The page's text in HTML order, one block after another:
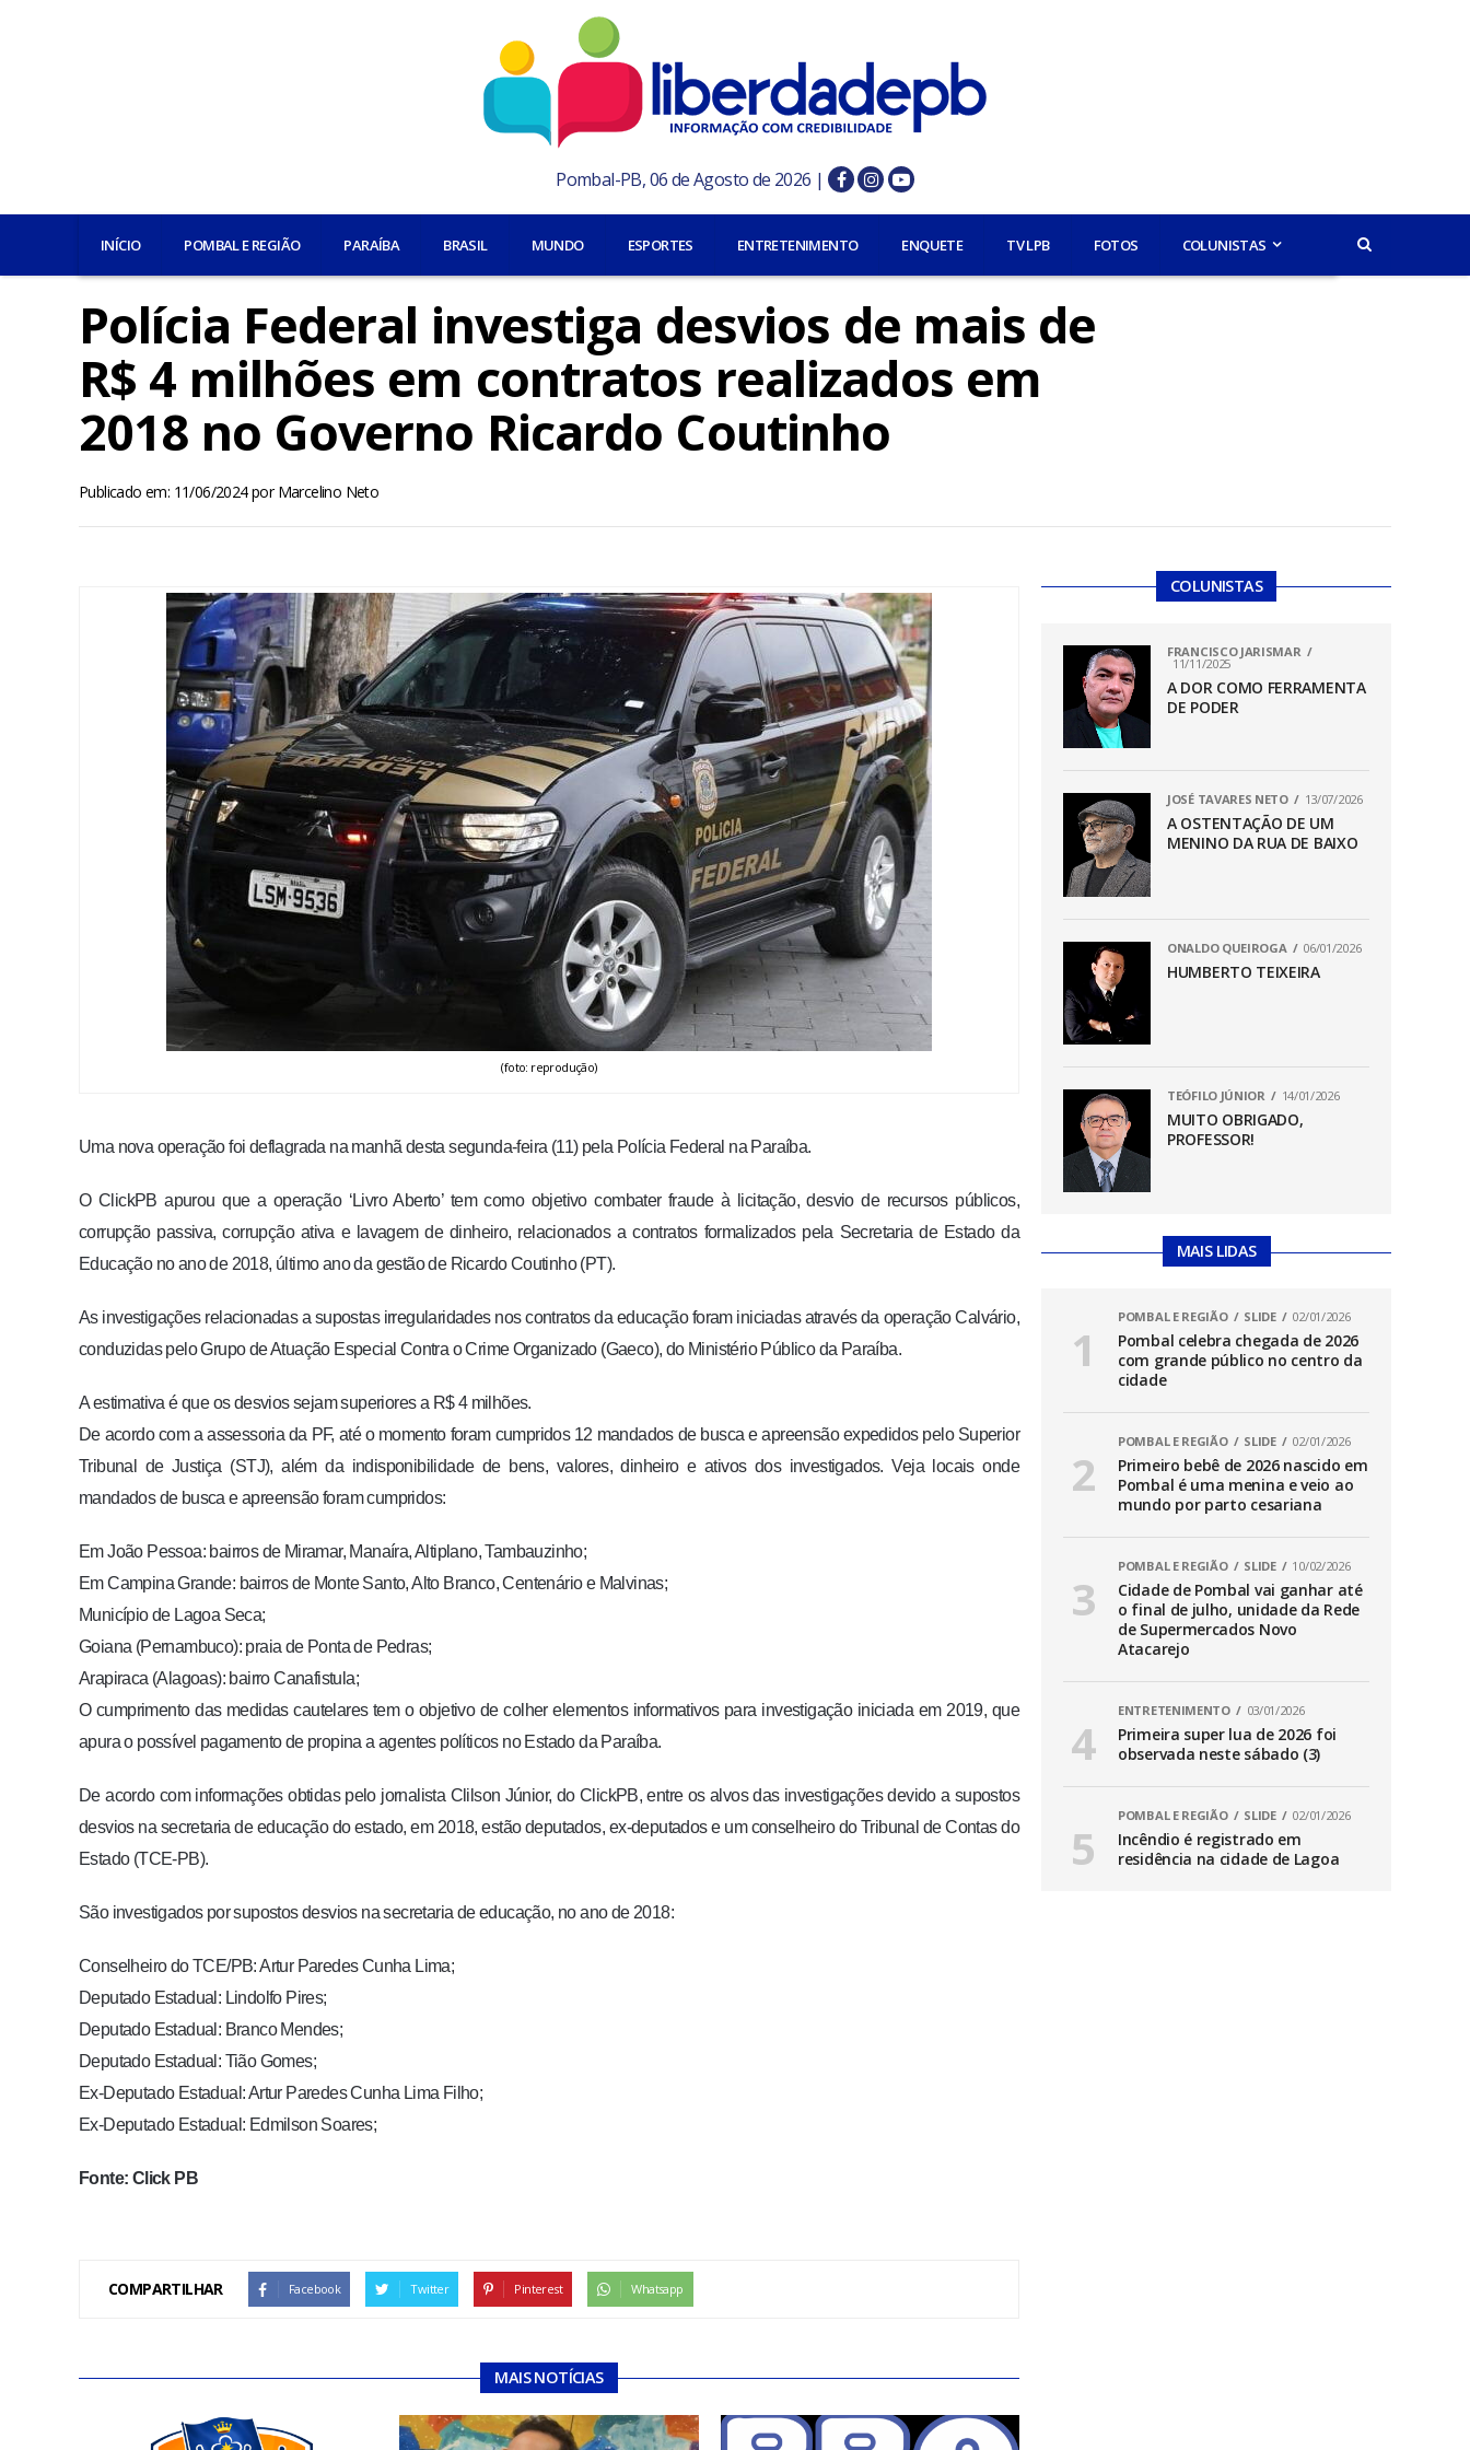
Pombal-PB, 06 de Agosto de 2026 |
INÍCIO POMBAL E REGIÃO PARAÍBA BRASIL MUNDO ESPORTES ENTRETENIMENTO ENQUETE TV LPB FOTOS COLUNISTAS
Polícia Federal investiga desvios de mais de
R$ 4 milhões em contratos realizados em
2018 no Governo Ricardo Coutinho
Publicado em: 11/06/2024porMarcelino Neto
(foto: reprodução)
Uma nova operação foi deflagrada na manhã desta segunda-feira (11) pela Polícia Federal na Paraíba.
O ClickPB apurou que a operação ‘Livro Aberto’ tem como objetivo combater fraude à licitação, desvio de recursos públicos,
corrupção passiva, corrupção ativa e lavagem de dinheiro, relacionados a contratos formalizados pela Secretaria de Estado da
Educação no ano de 2018, último ano da gestão de Ricardo Coutinho (PT).
As investigações relacionadas a supostas irregularidades nos contratos da educação foram iniciadas através da operação Calvário,
conduzidas pelo Grupo de Atuação Especial Contra o Crime Organizado (Gaeco), do Ministério Público da Paraíba.
A estimativa é que os desvios sejam superiores a R$ 4 milhões.
De acordo com a assessoria da PF, até o momento foram cumpridos 12 mandados de busca e apreensão expedidos pelo Superior
Tribunal de Justiça (STJ), além da indisponibilidade de bens, valores, dinheiro e ativos dos investigados. Veja locais onde
mandados de busca e apreensão foram cumpridos:
Em João Pessoa: bairros de Miramar, Manaíra, Altiplano, Tambauzinho;
Em Campina Grande: bairros de Monte Santo, Alto Branco, Centenário e Malvinas;
Município de Lagoa Seca;
Goiana (Pernambuco): praia de Ponta de Pedras;
Arapiraca (Alagoas): bairro Canafistula;
O cumprimento das medidas cautelares tem o objetivo de colher elementos informativos para investigação iniciada em 2019, que
apura o possível pagamento de propina a agentes políticos no Estado da Paraíba.
De acordo com informações obtidas pelo jornalista Clilson Júnior, do ClickPB, entre os alvos das investigações devido a supostos
desvios na secretaria de educação do estado, em 2018, estão deputados, ex-deputados e um conselheiro do Tribunal de Contas do
Estado (TCE-PB).
São investigados por supostos desvios na secretaria de educação, no ano de 2018:
Conselheiro do TCE/PB: Artur Paredes Cunha Lima;
Deputado Estadual: Lindolfo Pires;
Deputado Estadual: Branco Mendes;
Deputado Estadual: Tião Gomes;
Ex-Deputado Estadual: Artur Paredes Cunha Lima Filho;
Ex-Deputado Estadual: Edmilson Soares;
Fonte: Click PB
COMPARTILHAR Facebook Twitter Pinterest Whatsapp
MAIS NOTÍCIAS
COLUNISTAS
FRANCISCO JARISMAR
11/11/2025
A DOR COMO FERRAMENTA
DE PODER
JOSÉ TAVARES NETO 13/07/2026
A OSTENTAÇÃO DE UM
MENINO DA RUA DE BAIXO
ONALDO QUEIROGA 06/01/2026
HUMBERTO TEIXEIRA
TEÓFILO JÚNIOR 14/01/2026
MUITO OBRIGADO,
PROFESSOR!
MAIS LIDAS
POMBAL E REGIÃO SLIDE 02/01/2026
Pombal celebra chegada de 2026
com grande público no centro da
cidade
POMBAL E REGIÃO SLIDE 02/01/2026
Primeiro bebê de 2026 nascido em
Pombal é uma menina e veio ao
mundo por parto cesariana
POMBAL E REGIÃO SLIDE 10/02/2026
Cidade de Pombal vai ganhar até
o final de julho, unidade da Rede
de Supermercados Novo
Atacarejo
ENTRETENIMENTO 03/01/2026
Primeira super lua de 2026 foi
observada neste sábado (3)
POMBAL E REGIÃO SLIDE 02/01/2026
Incêndio é registrado em
residência na cidade de Lagoa